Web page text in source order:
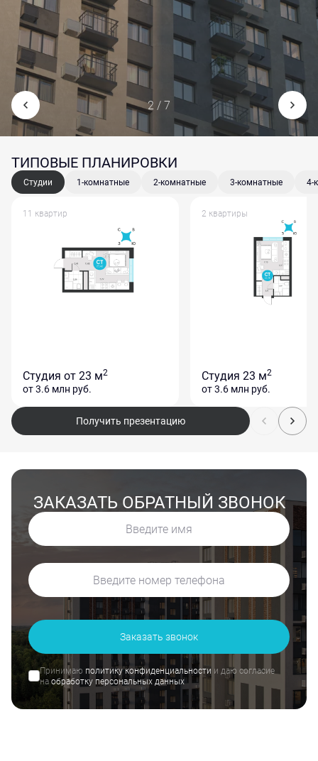
2 / 7
ТИПОВЫЕ ПЛАНИРОВКИ
Студии 1-комнатные 2-комнатные 3-комнатные 4-
11 квартир
Студия от 23 м2
от 3.6 млн руб.
2 квартиры
Студия 23 м2
от 3.6 млн руб.
Получить презентацию
ЗАКАЗАТЬ ОБРАТНЫЙ ЗВОНОК
Заказать звонок
Принимаю политику конфиденциальностии даю согласие
наобработку персональных данных